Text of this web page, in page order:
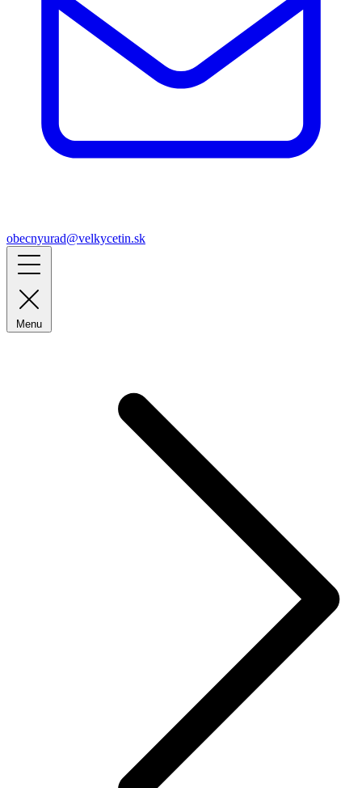
obecnyurad@velkycetin.sk
Menu